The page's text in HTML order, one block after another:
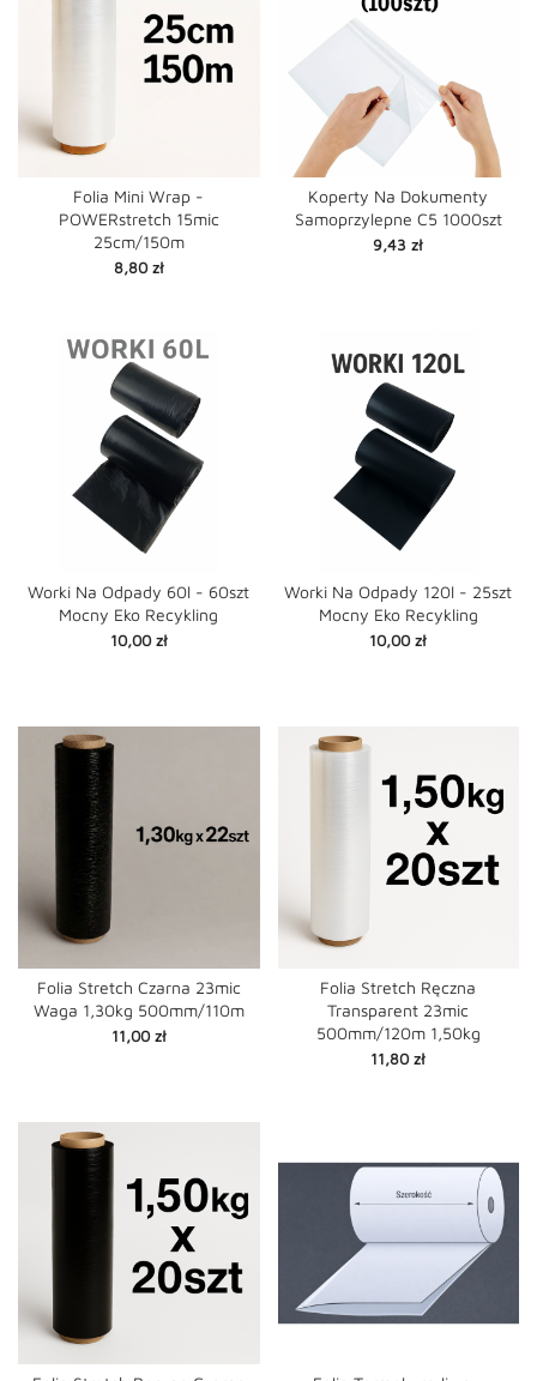
Folia Mini Wrap -
POWERstretch 15mic
25cm/150m
Cena
8,80 zł
Koperty Na Dokumenty
Samoprzylepne C5 1000szt
Cena
9,43 zł
Worki Na Odpady 60l - 60szt
Mocny Eko Recykling
Cena
10,00 zł
Worki Na Odpady 120l - 25szt
Mocny Eko Recykling
Cena
10,00 zł
Folia Stretch Czarna 23mic
Waga 1,30kg 500mm/110m
Cena
11,00 zł
Folia Stretch Ręczna
Transparent 23mic
500mm/120m 1,50kg
Cena
11,80 zł